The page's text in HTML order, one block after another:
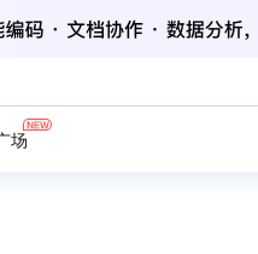
场